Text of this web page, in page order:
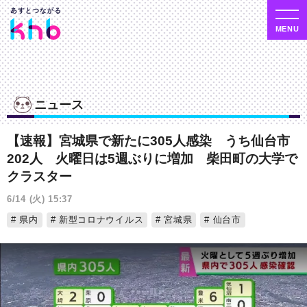
ニュース
【速報】宮城県で新たに305人感染 うち仙台市
202人 火曜日は5週ぶりに増加 柴田町の大学で
クラスター
6/14 (火) 15:37
県内
新型コロナウイルス 宮城県 仙台市